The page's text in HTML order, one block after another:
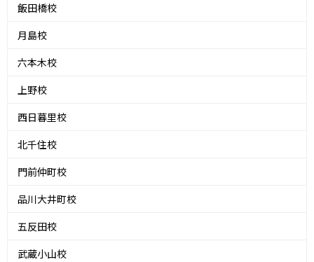
飯田橋校
月島校
六本木校
上野校
西日暮里校
北千住校
門前仲町校
品川大井町校
五反田校
武蔵小山校